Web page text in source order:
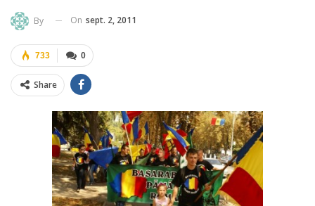
By On sept. 2, 2011
0
733
Share